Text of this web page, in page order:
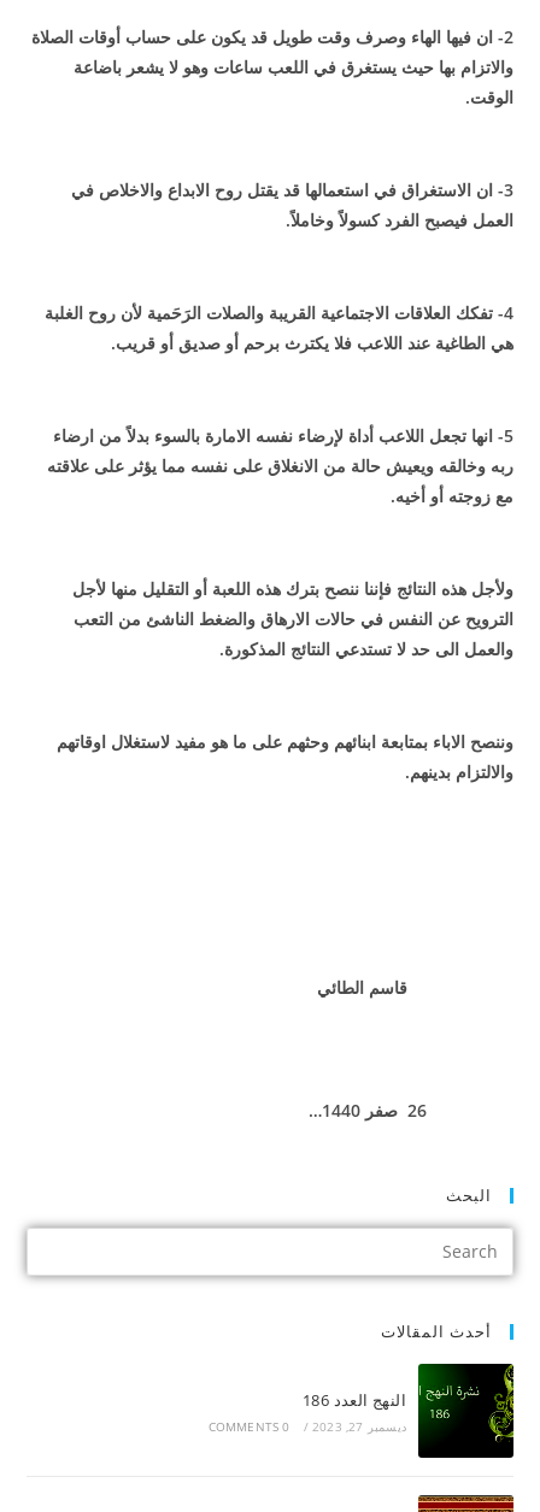
2- ان فيها الهاء وصرف وقت طويل قد يكون على حساب أوقات الصلاة
والاتزام بها حيث يستغرق في اللعب ساعات وهو لا يشعر باضاعة
الوقت.
3- ان الاستغراق في استعمالها قد يقتل روح الابداع والاخلاص في
العمل فيصبح الفرد كسولاً وخاملاً.
4- تفكك العلاقات الاجتماعية القريبة والصلات الرَحَمية لأن روح الغلبة
هي الطاغية عند اللاعب فلا يكترث برحم أو صديق أو قريب.
5- انها تجعل اللاعب أداة لإرضاء نفسه الامارة بالسوء بدلاً من ارضاء
ربه وخالقه ويعيش حالة من الانغلاق على نفسه مما يؤثر على علاقته
مع زوجته أو أخيه.
ولأجل هذه النتائج فإننا ننصح بترك هذه اللعبة أو التقليل منها لأجل
الترويح عن النفس في حالات الارهاق والضغط الناشئ من التعب
والعمل الى حد لا تستدعي النتائج المذكورة.
وننصح الاباء بمتابعة ابنائهم وحثهم على ما هو مفيد لاستغلال اوقاتهم
والالتزام بدينهم.
قاسم الطائي
26 صفر 1440…
البحث
أحدث المقالات
النهج العدد 186
ديسمبر 27, 2023 /
0 COMMENTS